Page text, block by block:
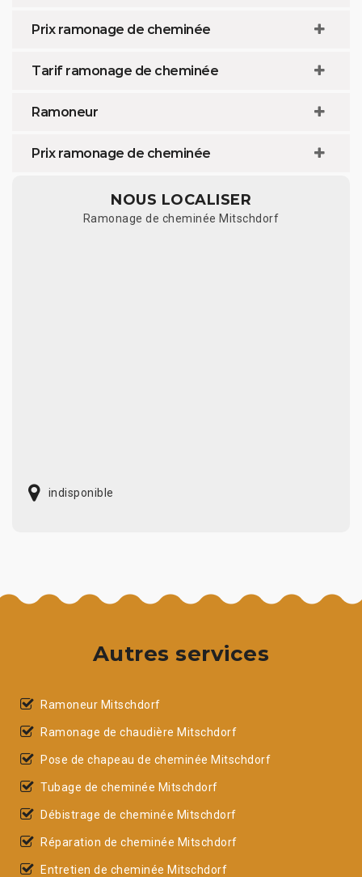
Prix ramonage de cheminée
Tarif ramonage de cheminée
Ramoneur
Prix ramonage de cheminée
NOUS LOCALISER
Ramonage de cheminée Mitschdorf
indisponible
Autres services
Ramoneur Mitschdorf
Ramonage de chaudière Mitschdorf
Pose de chapeau de cheminée Mitschdorf
Tubage de cheminée Mitschdorf
Débistrage de cheminée Mitschdorf
Réparation de cheminée Mitschdorf
Entretien de cheminée Mitschdorf